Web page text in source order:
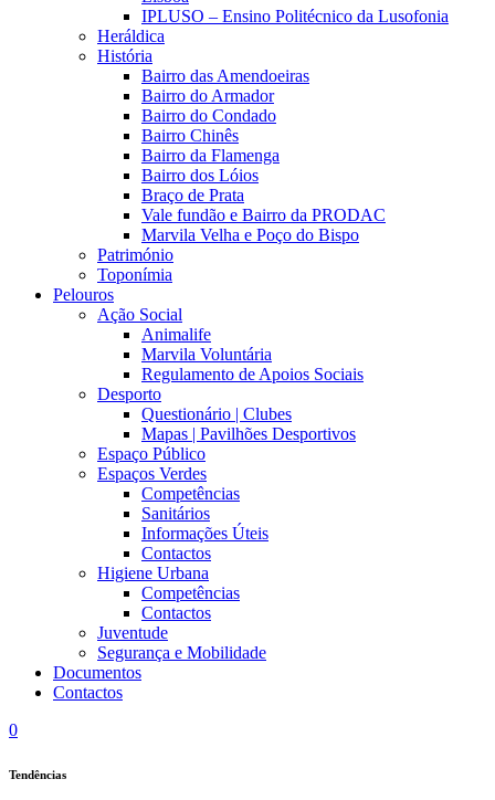
IPLUSO – Ensino Politécnico da Lusofonia
Heráldica
História
Bairro das Amendoeiras
Bairro do Armador
Bairro do Condado
Bairro Chinês
Bairro da Flamenga
Bairro dos Lóios
Braço de Prata
Vale fundão e Bairro da PRODAC
Marvila Velha e Poço do Bispo
Património
Toponímia
Pelouros
Ação Social
Animalife
Marvila Voluntária
Regulamento de Apoios Sociais
Desporto
Questionário | Clubes
Mapas | Pavilhões Desportivos
Espaço Público
Espaços Verdes
Competências
Sanitários
Informações Úteis
Contactos
Higiene Urbana
Competências
Contactos
Juventude
Segurança e Mobilidade
Documentos
Contactos
0
Tendências